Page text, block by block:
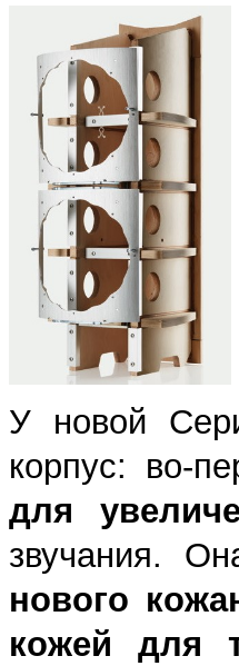
У новой
корпус: во-
для
звучания.
нового
кожей для